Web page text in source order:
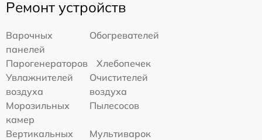
Ремонт устройств
Варочных
панелей
Обогревателей
Парогенераторов
Хлебопечек
Увлажнителей
воздуха
Очистителей
воздуха
Морозильных
камер
Пылесосов
Вертикальных
Мультиварок